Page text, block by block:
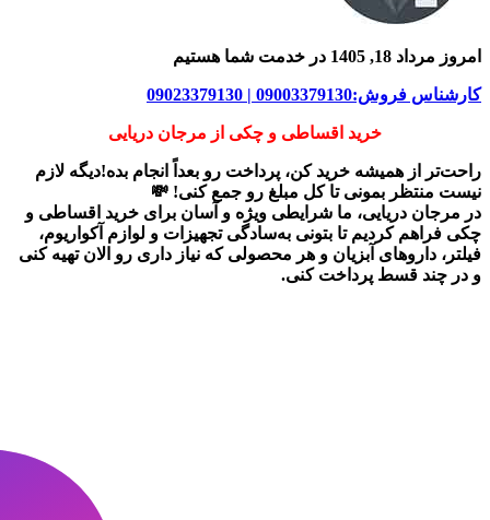
امروز مرداد 18, 1405 در خدمت شما هستیم
کارشناس فروش:09003379130 | 09023379130
خرید اقساطی و چکی از مرجان دریایی
راحت‌تر از همیشه خرید کن، پرداخت رو بعداً انجام بده!دیگه لازم
نیست منتظر بمونی تا کل مبلغ رو جمع کنی! 💸
در مرجان دریایی، ما شرایطی ویژه و آسان برای خرید اقساطی و
چکی فراهم کردیم تا بتونی به‌سادگی تجهیزات و لوازم آکواریوم،
فیلتر، داروهای آبزیان و هر محصولی که نیاز داری رو الان تهیه کنی
و در چند قسط پرداخت کنی.